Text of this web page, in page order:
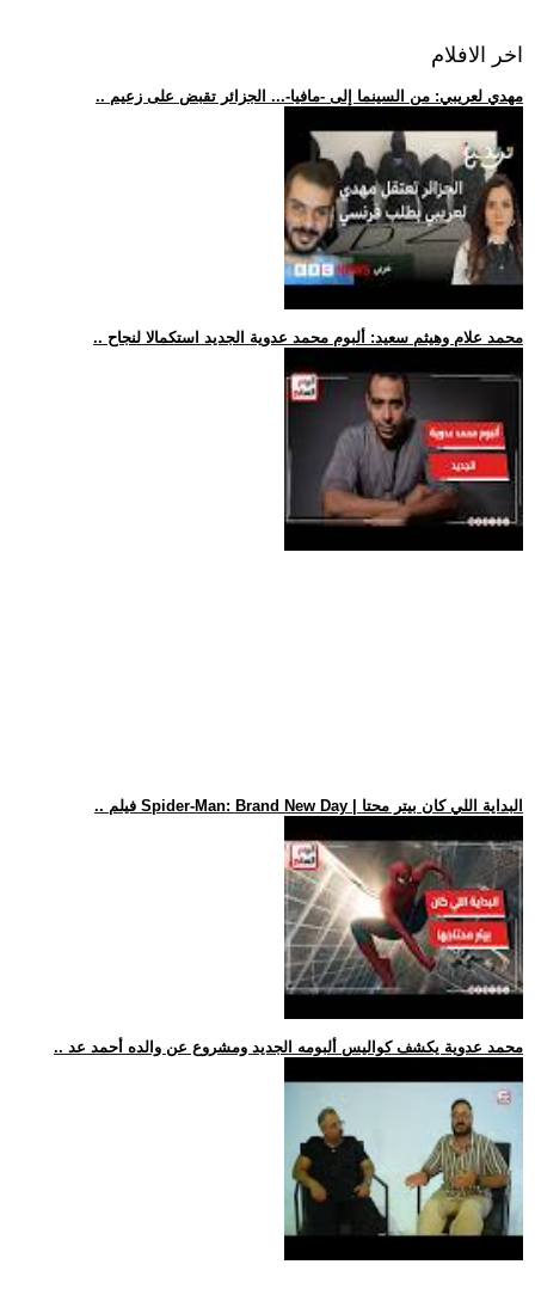
اخر الافلام
.. مهدي لعريبي: من السينما إلى -مافيا-... الجزائر تقبض على زعيم
.. محمد علام وهيثم سعيد: ألبوم محمد عدوية الجديد استكمالا لنجاح
.. فيلم Spider-Man: Brand New Day | البداية اللي كان بيتر محتا
.. محمد عدوية يكشف كواليس ألبومه الجديد ومشروع عن والده أحمد عد